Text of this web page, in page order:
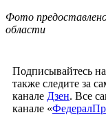
Фото
области
Подписывайтесь
также следите за
канале Дзен. Все
канале «